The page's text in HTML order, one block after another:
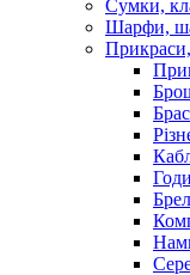
Сумки,
Шарфи,
Прикраси,